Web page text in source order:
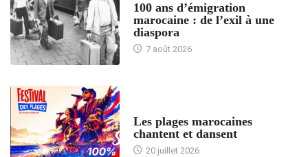
100 ans d’émigration
marocaine : de l’exil à une
diaspora
7 août 2026
Les plages marocaines
chantent et dansent
20 juillet 2026